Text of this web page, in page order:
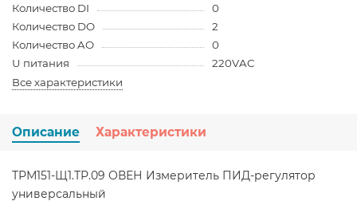
Количество DI
0
Количество DO
2
Количество AO
0
U питания
220VAC
Все характеристики
Описание Характеристики
ТРМ151-Щ1.ТР.09 ОВЕН Измеритель ПИД-регулятор
универсальный